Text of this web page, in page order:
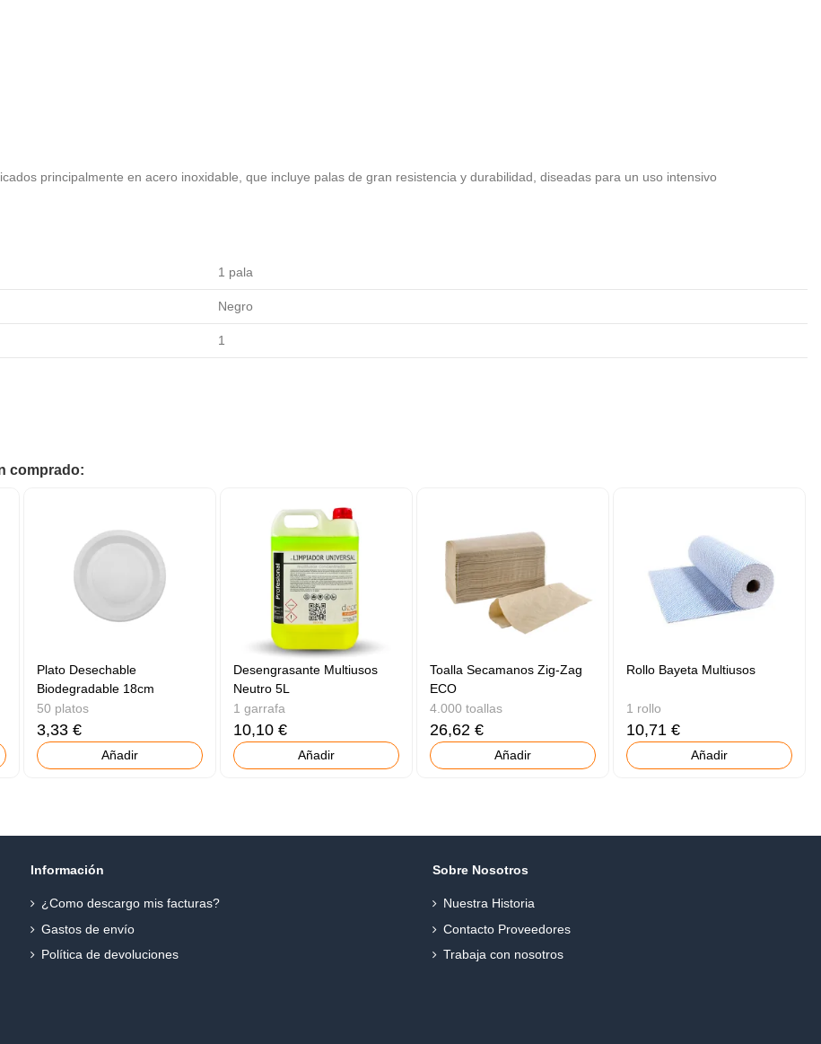
principalmente en acero inoxidable, que incluye palas de gran resistencia y durabilidad, diseadas para un uso intensivo
1 pala
Negro
1
comprado:
Plato Desechable
Biodegradable 18cm
50 platos
3,33 €
Añadir
Desengrasante Multiusos
Neutro 5L
1 garrafa
10,10 €
Añadir
Toalla Secamanos Zig-Zag
ECO
4.000 toallas
26,62 €
Añadir
Rollo Bayeta Multiusos
1 rollo
10,71 €
Añadir
Información
¿Como descargo mis facturas?
Gastos de envío
Política de devoluciones
Sobre Nosotros
Nuestra Historia
Contacto Proveedores
Trabaja con nosotros